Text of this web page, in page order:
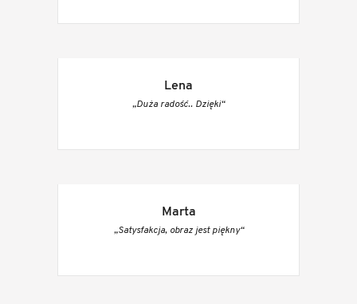
Lena
„Duża radość.. Dzięki“
Marta
„Satysfakcja, obraz jest piękny“